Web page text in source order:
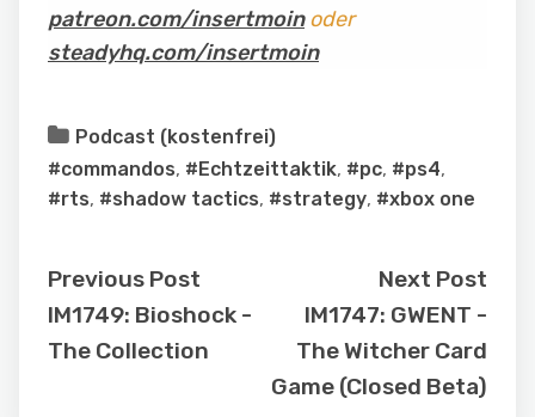
patreon.com/insertmoinoder
steadyhq.com/insertmoin
Podcast (kostenfrei)
#commandos, #Echtzeittaktik, #pc, #ps4,
#rts, #shadow tactics, #strategy, #xbox one
Previous Post
IM1749: Bioshock -
The Collection
Next Post
IM1747: GWENT -
The Witcher Card
Game (Closed Beta)